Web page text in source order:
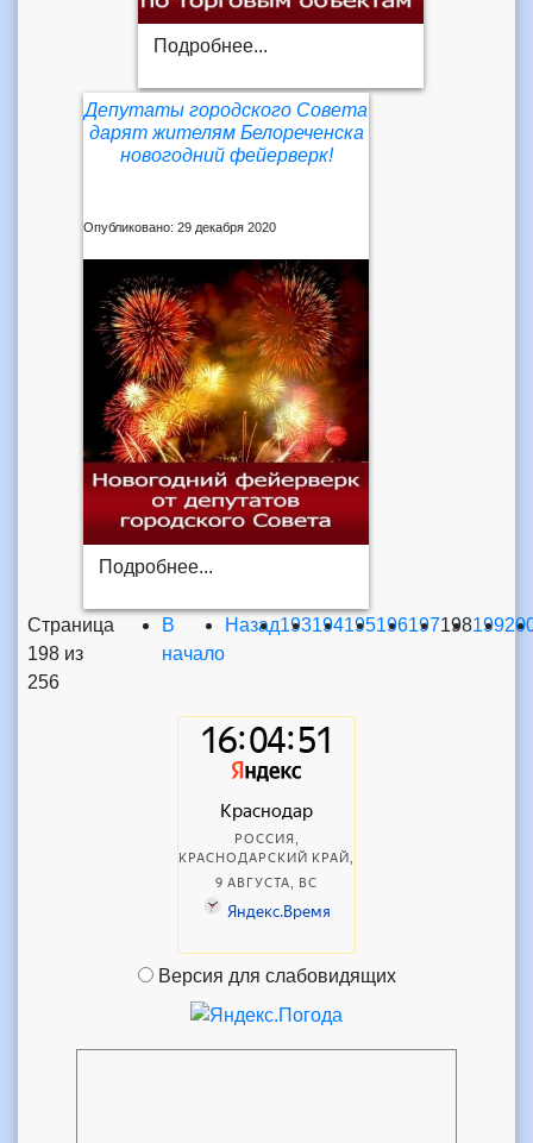
Подробнее...
Депутаты городского Совета
дарят жителям Белореченска
новогодний фейерверк!
Опубликовано: 29 декабря 2020
Подробнее...
Страница
198 из
256
В
начало
Назад193194195196197198199
Версия для слабовидящих